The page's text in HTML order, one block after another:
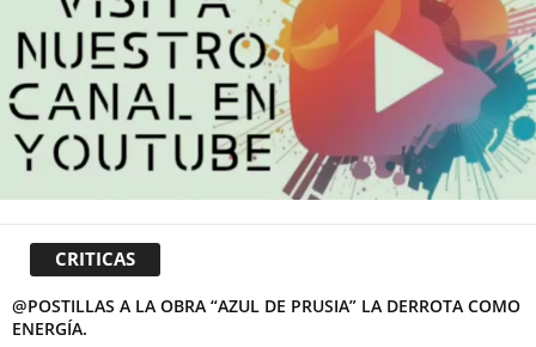
CRITICAS
@POSTILLAS A LA OBRA “AZUL DE PRUSIA” LA DERROTA COMO
ENERGÍA.